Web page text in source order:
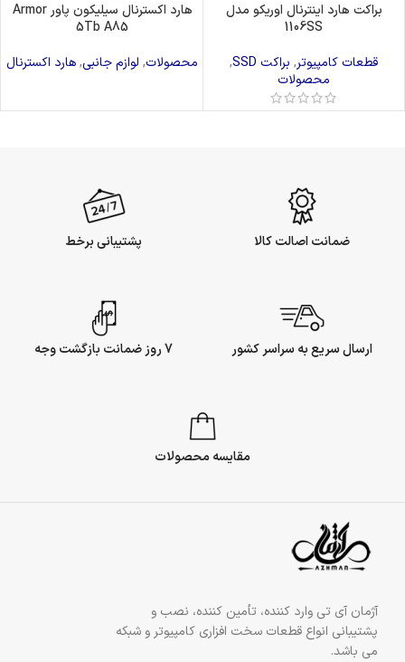
براکت هارد اینترنال اوریکو مدل
1106SS
قطعات کامپیوتر, براکت SSD
,
محصولات
هارد اکسترنال سیلیکون پاور Armor
5Tb A85
محصولات, لوازم جانبی,هارد اکسترنال
ضمانت اصالت کالا پشتیبانی برخط
ارسال سریع به سراسر کشور 7 روز ضمانت بازگشت وجه
مقایسه محصولات
آژمان آی تی وارد کننده، تأمین کننده، نصب و
پشتیبانی انواع قطعات سخت افزاری کامپیوتر و شبکه
می باشد.